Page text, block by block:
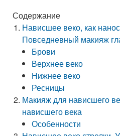
Содержание
Нависшее веко, как
Повседневный макияж
Брови
Верхнее веко
Нижнее веко
Ресницы
Макияж для нависшего
нависшего века
Особенности